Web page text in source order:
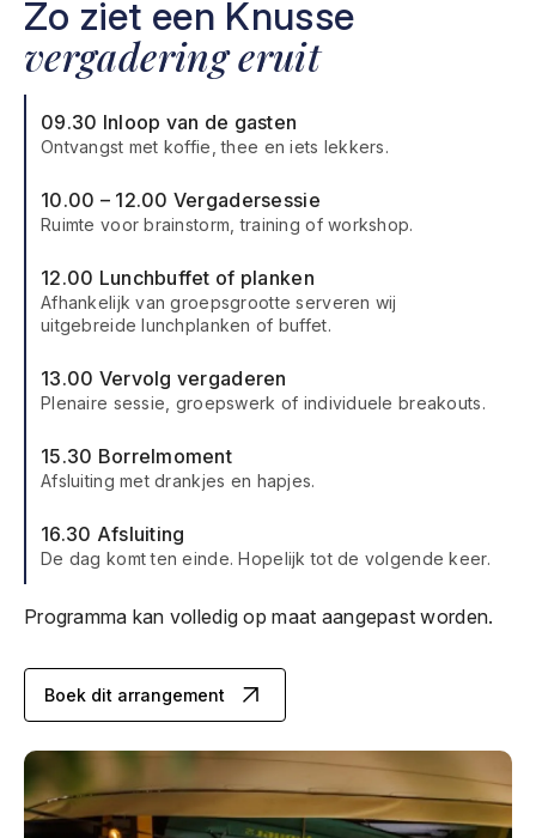
Zo ziet een Knusse
vergadering eruit
09.30 Inloop van de gasten
Ontvangst met koffie, thee en iets lekkers.
10.00 – 12.00 Vergadersessie
Ruimte voor brainstorm, training of workshop.
12.00 Lunchbuffet of planken
Afhankelijk van groepsgrootte serveren wij
uitgebreide lunchplanken of buffet.
13.00 Vervolg vergaderen
Plenaire sessie, groepswerk of individuele breakouts.
15.30 Borrelmoment
Afsluiting met drankjes en hapjes.
16.30 Afsluiting
De dag komt ten einde. Hopelijk tot de volgende keer.
Programma kan volledig op maat aangepast worden.
Boek dit arrangement